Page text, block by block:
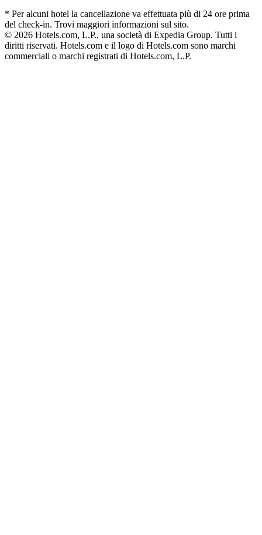
* Per alcuni hotel la cancellazione va effettuata più di 24 ore prima
del check-in. Trovi maggiori informazioni sul sito.
© 2026 Hotels.com, L.P., una società di Expedia Group. Tutti i
diritti riservati. Hotels.com e il logo di Hotels.com sono marchi
commerciali o marchi registrati di Hotels.com, L.P.